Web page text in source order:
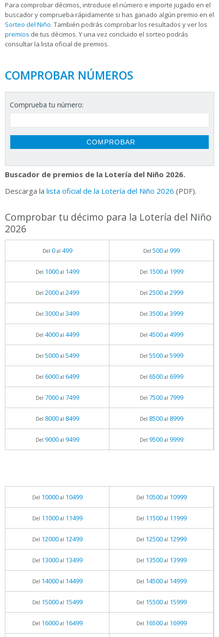
Para comprobar décimos, introduce el número e importe jugado en el
buscador y comprueba rápidamente si has ganado algún premio en el
Sorteo del Niño. También podrás comprobar los resultados y ver los
premios de tus décimos. Y una vez concluido el sorteo podrás
consultar la lista oficial de premios.
COMPROBAR NÚMEROS
Comprueba tu número:
Buscador de premios de la Lotería del Niño 2026.
Descarga la lista oficial de la Lotería del Niño 2026 (PDF).
Comprobar tu décimo para la Lotería del Niño
2026
Del 0al 499 Del 500al 999
Del 1000al 1499 Del 1500al 1999
Del 2000al 2499 Del 2500al 2999
Del 3000al 3499 Del 3500al 3999
Del 4000al 4499 Del 4500al 4999
Del 5000al 5499 Del 5500al 5999
Del 6000al 6499 Del 6500al 6999
Del 7000al 7499 Del 7500al 7999
Del 8000al 8499 Del 8500al 8999
Del 9000al 9499 Del 9500al 9999
Del 10000al 10499 Del 10500al 10999
Del 11000al 11499 Del 11500al 11999
Del 12000al 12499 Del 12500al 12999
Del 13000al 13499 Del 13500al 13999
Del 14000al 14499 Del 14500al 14999
Del 15000al 15499 Del 15500al 15999
Del 16000al 16499 Del 16500al 16999